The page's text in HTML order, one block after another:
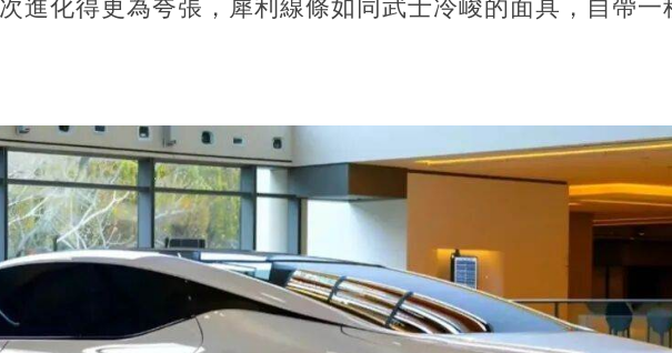
進化得更為夸張，犀利線條如同武士冷峻的面具，自帶一